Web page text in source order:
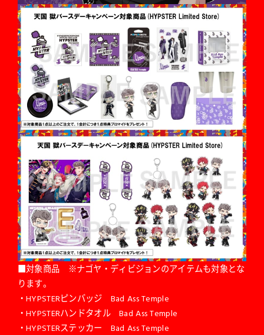
■対象商品 ※ナゴヤ・ディビジョンのアイテムも対象とな
ります。
・HYPSTERピンバッジ Bad Ass Temple
・HYPSTERハンドタオル Bad Ass Temple
・HYPSTERステッカー Bad Ass Temple